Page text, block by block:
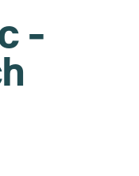
-